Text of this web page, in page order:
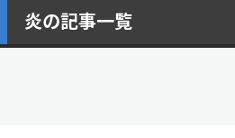
炎の記事一覧